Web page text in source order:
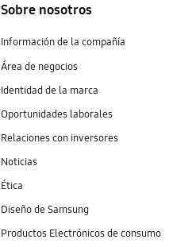
Sobre nosotros
Información de la compañía
Área de negocios
Identidad de la marca
Oportunidades laborales
Relaciones con inversores
Noticias
Ética
Diseño de Samsung
Productos Electrónicos de consumo